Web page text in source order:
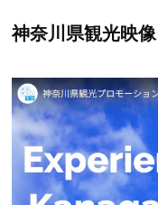
神奈川県観光映像